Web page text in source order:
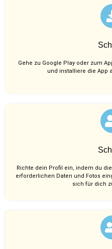
Gehe zu Google Play oder zum
und installiere die App
Richte dein Profil ein, indem du
erforderlichen Daten und Fotos
sich für dich